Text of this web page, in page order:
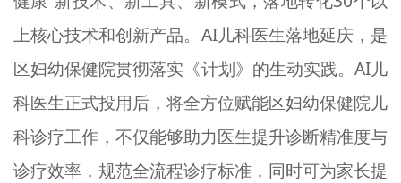
上核心技术和创新产品。AI儿科医生落地延庆，是
区妇幼保健院贯彻落实《计划》的生动实践。AI儿
科医生正式投用后，将全方位赋能区妇幼保健院儿
科诊疗工作，不仅能够助力医生提升诊断精准度与
诊疗效率，规范全流程诊疗标准，同时可为家长提